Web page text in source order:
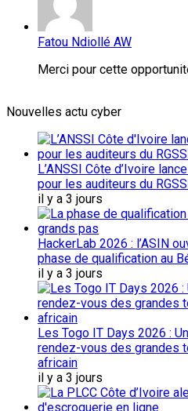
Fatou Ndiollé AW
Merci pour cette
Nouvelles actu cyber
L’ANSSI Côte d’Ivoire
pour les auditeurs du RGSSI
il y a 3 jours
HackerLab 2026 : l’ASIN
phase de qualification au
il y a 3 jours
Les Togo IT Days 2026 :
rendez-vous des grandes
africain
il y a 3 jours